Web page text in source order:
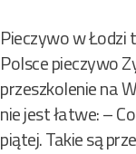
Pieczywo w Łodzi
Polsce pieczywo
przeszkolenie na
nie jest łatwe: –
piątej. Takie są